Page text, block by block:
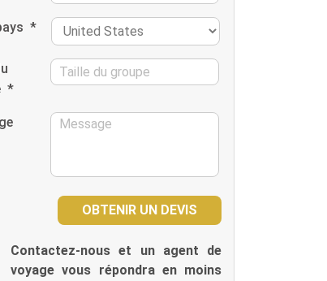
*
*
Contactez-nous et un agent de
voyage vous répondra en moins